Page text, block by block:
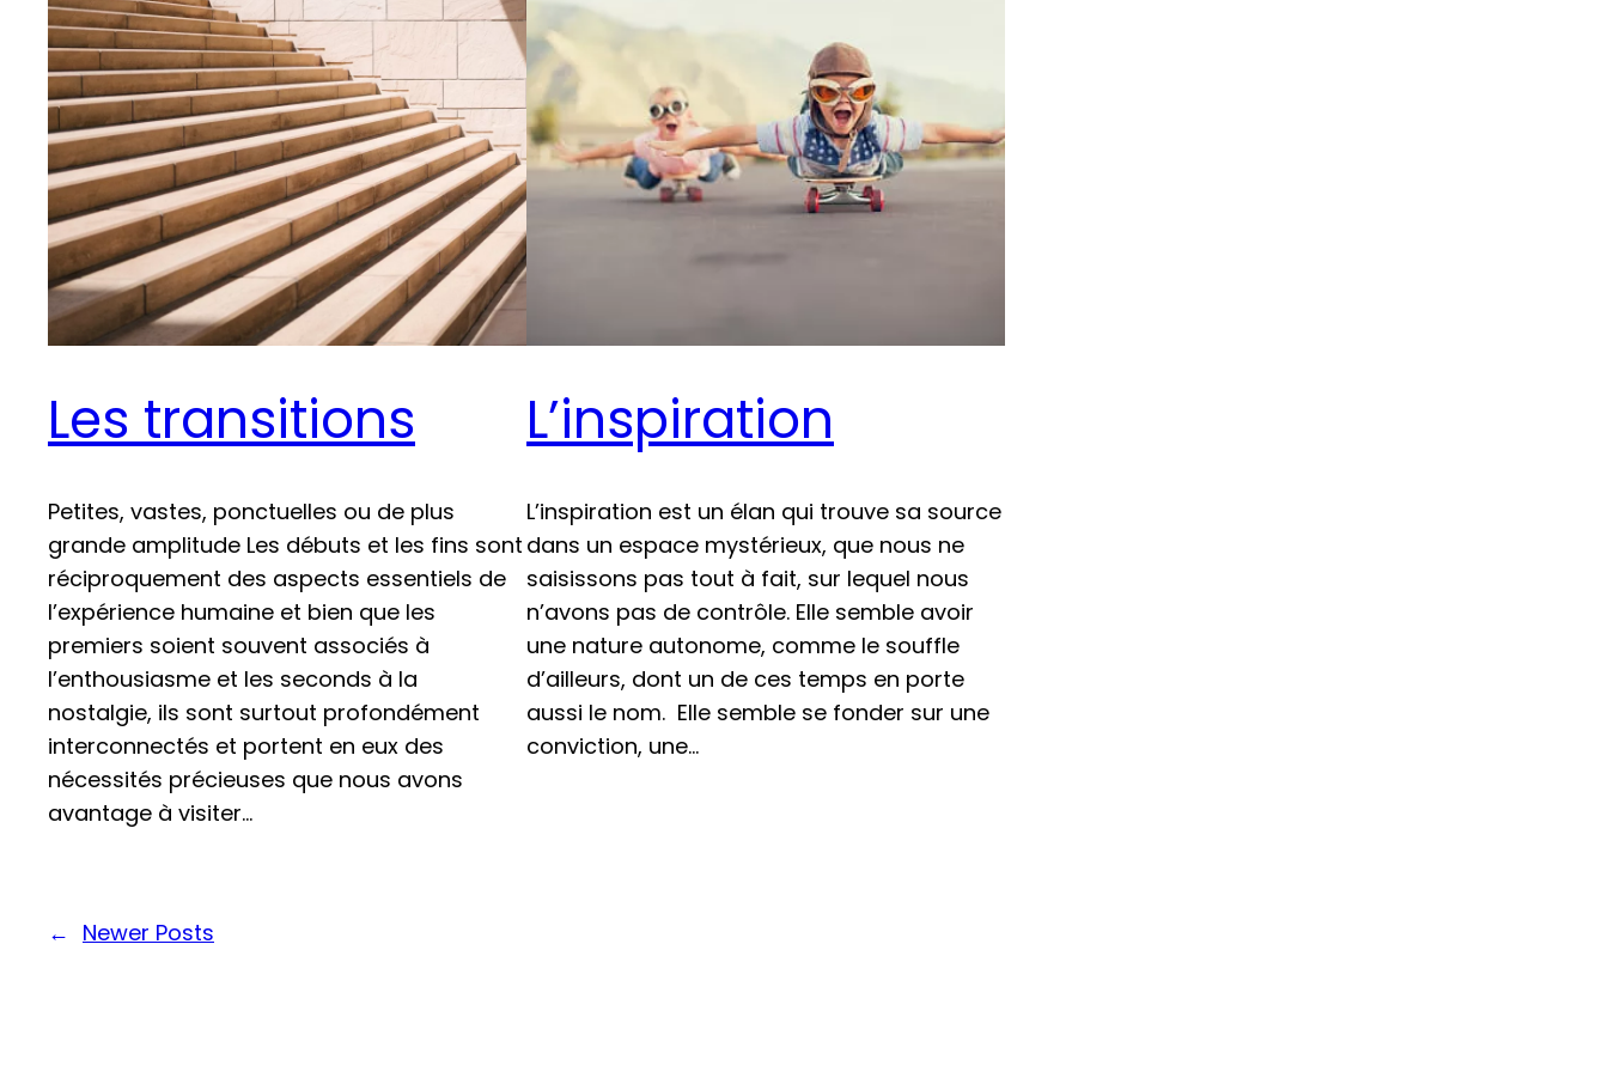
Les transitions
Petites, vastes, ponctuelles ou de plus
grande amplitude Les débuts et les fins sont
réciproquement des aspects essentiels de
l’expérience humaine et bien que les
premiers soient souvent associés à
l’enthousiasme et les seconds à la
nostalgie, ils sont surtout profondément
interconnectés et portent en eux des
nécessités précieuses que nous avons
avantage à visiter…
L’inspiration
L’inspiration est un élan qui trouve sa source
dans un espace mystérieux, que nous ne
saisissons pas tout à fait, sur lequel nous
n’avons pas de contrôle. Elle semble avoir
une nature autonome, comme le souffle
d’ailleurs, dont un de ces temps en porte
aussi le nom. Elle semble se fonder sur une
conviction, une…
← Newer Posts